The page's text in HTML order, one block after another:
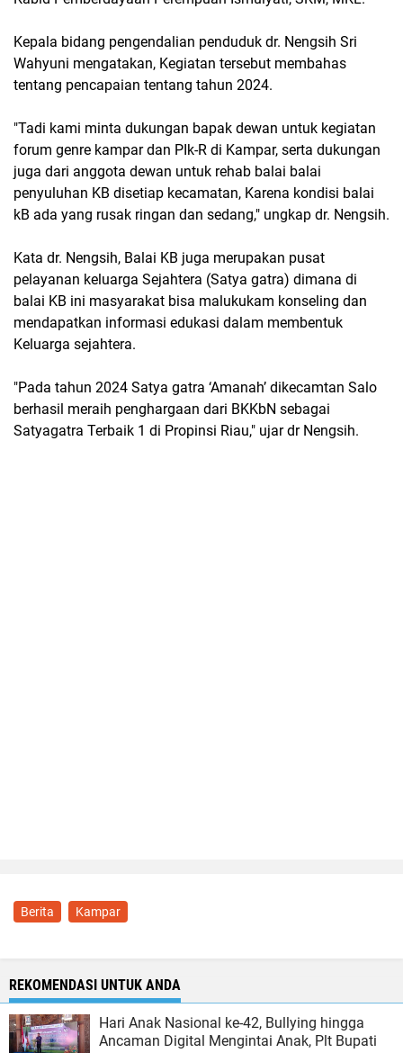
Kepala bidang pengendalian penduduk dr. Nengsih Sri
Wahyuni mengatakan, Kegiatan tersebut membahas
tentang pencapaian tentang tahun 2024.
"Tadi kami minta dukungan bapak dewan untuk kegiatan
forum genre kampar dan PIk-R di Kampar, serta dukungan
juga dari anggota dewan untuk rehab balai balai
penyuluhan KB disetiap kecamatan, Karena kondisi balai
kB ada yang rusak ringan dan sedang," ungkap dr. Nengsih.
Kata dr. Nengsih, Balai KB juga merupakan pusat
pelayanan keluarga Sejahtera (Satya gatra) dimana di
balai KB ini masyarakat bisa malukukam konseling dan
mendapatkan informasi edukasi dalam membentuk
Keluarga sejahtera.
"Pada tahun 2024 Satya gatra ‘Amanah’ dikecamtan Salo
berhasil meraih penghargaan dari BKKbN sebagai
Satyagatra Terbaik 1 di Propinsi Riau," ujar dr Nengsih.
Berita Kampar
REKOMENDASI UNTUK ANDA
Hari Anak Nasional ke-42, Bullying hingga
Ancaman Digital Mengintai Anak, Plt Bupati